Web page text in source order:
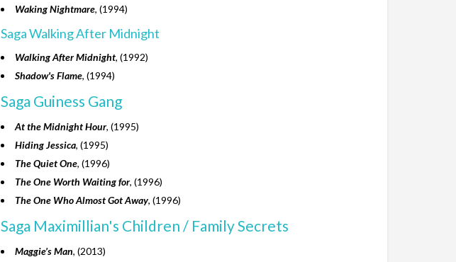
Waking Nightmare, (1994)
Saga Walking After Midnight
Walking After Midnight, (1992)
Shadow's Flame, (1994)
Saga Guiness Gang
At the Midnight Hour, (1995)
Hiding Jessica, (1995)
The Quiet One, (1996)
The One Worth Waiting for, (1996)
The One Who Almost Got Away, (1996)
Saga Maximillian's Children / Family Secrets
Maggie’s Man, (2013)